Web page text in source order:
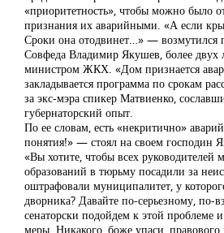
«приоритетность», чтобы можно было
признания их аварийными. «А если
Сроки она отодвинет…» — возмутился
Совфеда Владимир Якушев, более двух
министром ЖКХ. «Дом признается
закладывается программа по срокам
за экс-мэра спикер Матвиенко,
губернаторский опыт.
По ее словам, есть «некритично»
понятия!» — стоял на своем господин
«Вы хотите, чтобы всех руководителей
образований в тюрьму посадили за
оштрафовали муниципалитет, у
дворника? Давайте по-серьезному, по-
сенаторски подойдем к этой проблеме
меры. Никакого, боже упаси,